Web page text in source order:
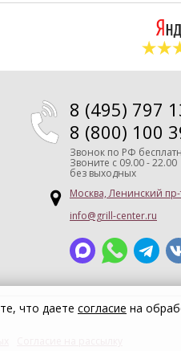
8 (495) 797
8 (800) 100
Звонок по РФ
Звоните с 09.00 - 22.00
без выходных
Москва, Ленинский пр-
info@grill-center.ru
что даете согласие на